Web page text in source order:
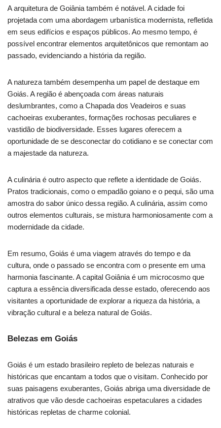
A arquitetura de Goiânia também é notável. A cidade foi
projetada com uma abordagem urbanística modernista, refletida
em seus edifícios e espaços públicos. Ao mesmo tempo, é
possível encontrar elementos arquitetônicos que remontam ao
passado, evidenciando a história da região.
A natureza também desempenha um papel de destaque em
Goiás. A região é abençoada com áreas naturais
deslumbrantes, como a Chapada dos Veadeiros e suas
cachoeiras exuberantes, formações rochosas peculiares e
vastidão de biodiversidade. Esses lugares oferecem a
oportunidade de se desconectar do cotidiano e se conectar com
a majestade da natureza.
A culinária é outro aspecto que reflete a identidade de Goiás.
Pratos tradicionais, como o empadão goiano e o pequi, são uma
amostra do sabor único dessa região. A culinária, assim como
outros elementos culturais, se mistura harmoniosamente com a
modernidade da cidade.
Em resumo, Goiás é uma viagem através do tempo e da
cultura, onde o passado se encontra com o presente em uma
harmonia fascinante. A capital Goiânia é um microcosmo que
captura a essência diversificada desse estado, oferecendo aos
visitantes a oportunidade de explorar a riqueza da história, a
vibração cultural e a beleza natural de Goiás.
Belezas em Goiás
Goiás é um estado brasileiro repleto de belezas naturais e
históricas que encantam a todos que o visitam. Conhecido por
suas paisagens exuberantes, Goiás abriga uma diversidade de
atrativos que vão desde cachoeiras espetaculares a cidades
históricas repletas de charme colonial.